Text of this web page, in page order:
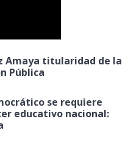
Amaya titularidad de la
Pública
se requiere
educativo nacional: